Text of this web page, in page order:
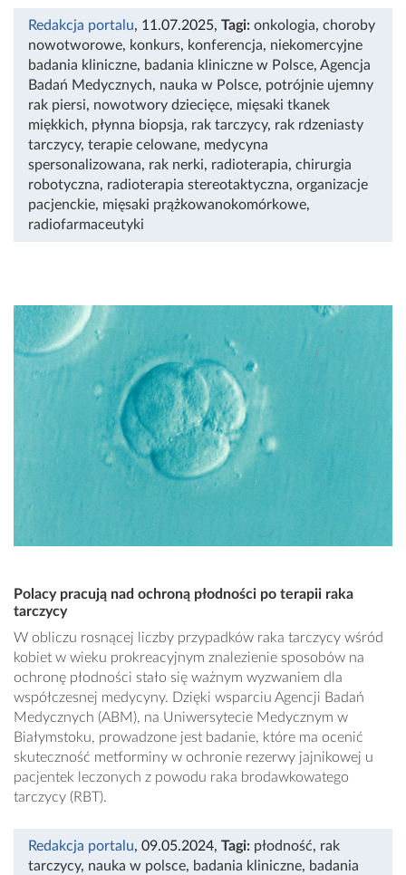
Redakcja portalu, 11.07.2025, Tagi: onkologia, choroby
nowotworowe, konkurs, konferencja, niekomercyjne
badania kliniczne, badania kliniczne w Polsce, Agencja
Badań Medycznych, nauka w Polsce, potrójnie ujemny
rak piersi, nowotwory dziecięce, mięsaki tkanek
miękkich, płynna biopsja, rak tarczycy, rak rdzeniasty
tarczycy, terapie celowane, medycyna
spersonalizowana, rak nerki, radioterapia, chirurgia
robotyczna, radioterapia stereotaktyczna, organizacje
pacjenckie, mięsaki prążkowanokomórkowe,
radiofarmaceutyki
Polacy pracują nad ochroną płodności po terapii raka
tarczycy
W obliczu rosnącej liczby przypadków raka tarczycy wśród
kobiet w wieku prokreacyjnym znalezienie sposobów na
ochronę płodności stało się ważnym wyzwaniem dla
współczesnej medycyny. Dzięki wsparciu Agencji Badań
Medycznych (ABM), na Uniwersytecie Medycznym w
Białymstoku, prowadzone jest badanie, które ma ocenić
skuteczność metforminy w ochronie rezerwy jajnikowej u
pacjentek leczonych z powodu raka brodawkowatego
tarczycy (RBT).
Redakcja portalu, 09.05.2024, Tagi: płodność, rak
tarczycy, nauka w polsce, badania kliniczne, badania